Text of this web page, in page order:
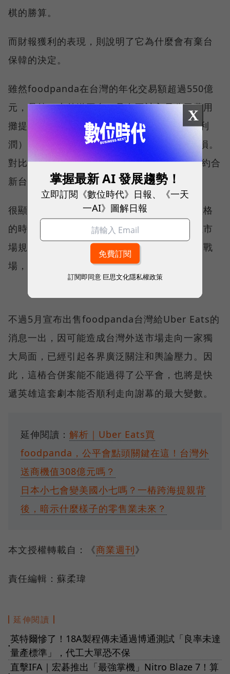
棋的勝算。
而財報獲利的表現，則說明了它為什麼會有棄台
保韓的決定。
雖然foodpanda在台灣的年化交易額超過550億
元，是第一大外送平台，且在不計入母公司費用
攤提的情況下，EBITDA（稅息折舊及攤銷前利
潤）已經轉正，但總結去年度仍有約2億元淨損。
對比之下，Baemin去年度交出3.27億歐元（約合
新台幣116億元）的淨利表現。
很顯然，與其繼續在台灣苦戰，趁能賣個好價格
的時候，換取一大筆現金，用以加大火力穩住市
場規模更大，也已經具備更好獲利能力的韓國戰
場，更符合快遞英雄的長遠利益。
不過5月宣布出售foodpanda台灣給Uber Eats的
消息一出，因可能造成台灣外送市場走向一家獨
大局面，已經引起各界廣泛關注和輿論壓力。因
此，這樁合併案能不能過得了公平會，也將是快
遞英雄這套劇本能否順利走向謝幕的最大變數。
延伸閱讀： 解析｜Uber Eats買
foodpanda，公平會點頭關鍵在這！台灣外
送商機值308億元嗎？
日本小七會變美國小七嗎？一樁跨海提親背
後，暗示什麼樣子的零售業未來？
本文授權轉載自：《商業週刊》
責任編輯：蘇柔瑋
延伸閱讀
●
英特爾慘了！18A製程傳未通過博通測試「良率未達
量產標準」，代工大單恐不保
直擊IFA｜宏碁推出「最強掌機」Nitro Blaze 7！算
X
掌握最新 AI 發展趨勢！
立即訂閱《數位時代》日報、《一天
一AI》圖解日報
訂閱即同意 巨思文化隱私權政策